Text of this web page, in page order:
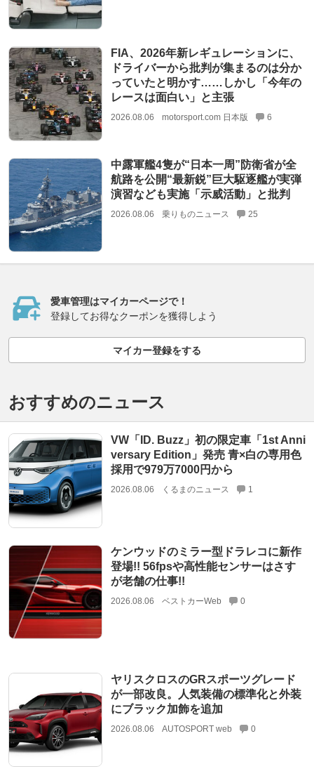
FIA、2026年新レギュレーションに、
ドライバーから批判が集まるのは分か
っていたと明かす……しかし「今年の
レースは面白い」と主張
2026.08.06 motorsport.com 日本版 6
中露軍艦4隻が“日本一周”防衛省が全
航路を公開“最新鋭”巨大駆逐艦が実弾
演習なども実施「示威活動」と批判
2026.08.06 乗りものニュース 25
愛車管理はマイカーページで！
登録してお得なクーポンを獲得しよう
マイカー登録をする
おすすめのニュース
VW「ID. Buzz」初の限定車「1st Anni
versary Edition」発売 青×白の専用色
採用で979万7000円から
2026.08.06 くるまのニュース 1
ケンウッドのミラー型ドラレコに新作
登場!! 56fpsや高性能センサーはさす
が老舗の仕事!!
2026.08.06 ベストカーWeb 0
ヤリスクロスのGRスポーツグレード
が一部改良。人気装備の標準化と外装
にブラック加飾を追加
2026.08.06 AUTOSPORT web 0